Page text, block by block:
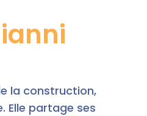
la construction,
Elle partage ses